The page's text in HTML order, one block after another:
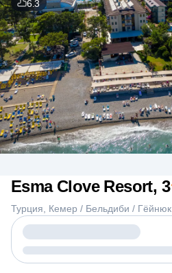
Esma Clove Resort, 3
Турция Кемер / Бельдиби / Гёйнюк
6.3